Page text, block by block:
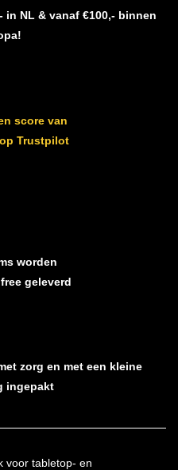
in NL & vanaf €100,- binnen
score van
Trustpilot
worden
geleverd
zorg en met een kleine
ingepakt
voor tabletop- en